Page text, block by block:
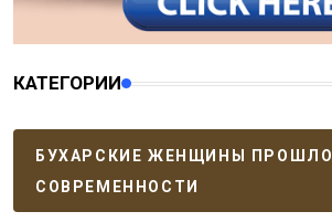
КАТЕГОРИИ
БУХАРСКИЕ ЖЕНЩИНЫ
СОВРЕМЕННОСТИ